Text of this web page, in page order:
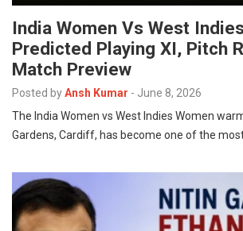
India Women Vs West
Predicted Playing XI, Pitch
Match Preview
Posted byAnsh Kumar - June 8, 2026
The India Women vs West Indies Women
Gardens, Cardiff, has become one of the